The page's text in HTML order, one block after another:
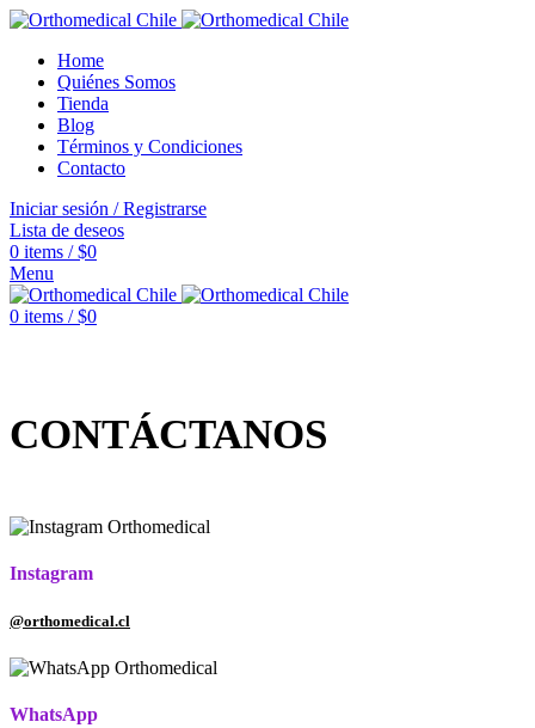
Home
Quiénes Somos
Tienda
Blog
Términos y Condiciones
Contacto
Iniciar sesión / Registrarse
Lista de deseos
0 items / $0
Menu
0 items / $0
CONTÁCTANOS
Instagram
@orthomedical.cl
WhatsApp